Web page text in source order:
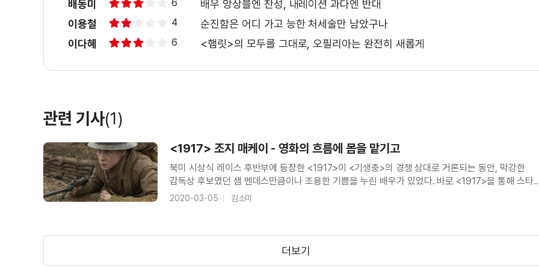
배동미 6
배우 앙상블엔 찬성, 내레이션 과다엔 반대
이용철
4
순진함은 어디 가고 능한 처세술만 남았구나
이다혜
6 <햄릿>의 모두를 그대로, 오필리아는 완전히 새롭게
관련 기사(1)
<1917> 조지 매케이 - 영화의 흐름에 몸을 맡기고
북미 시상식 레이스 후반부에 등장한 <1917>이 <기생충>의 경쟁 상대로 거론되는 동안, 막강한
감독상 후보였던 샘 멘데스만큼이나 조용한 기쁨을 누린 배우가 있었다. 바로 <1917>을 통해 스타
자리매김한 영국 배우 조지 매케이다. <1917>은 제1차 세계대전이 한창인 1917년 4월 6일, 아군에
2020-03-05 김소미
더보기